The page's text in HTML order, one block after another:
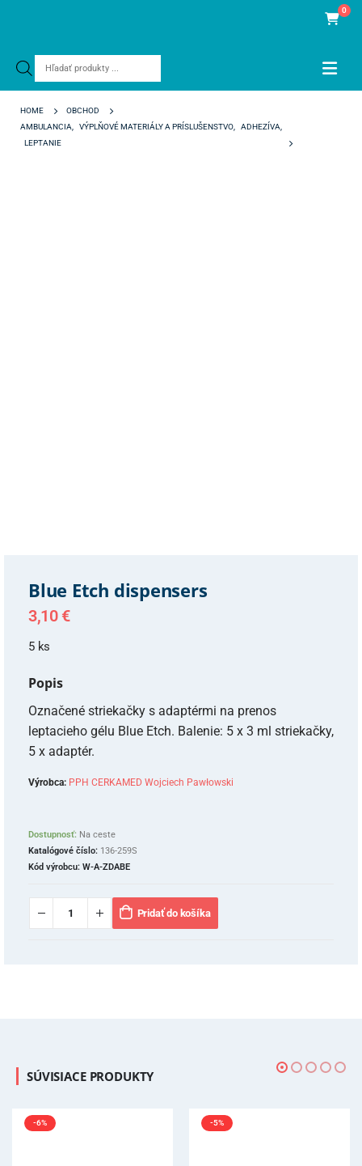
Products
0
HOME
OBCHOD
AMBULANCIA
VÝPLŇOVÉ MATERIÁLY A PRÍSLUŠENSTVO ADHEZÍVA
LEPTANIE
Blue Etch dispensers
3,10 €
5 ks
Popis
Označené striekačky s adaptérmi na prenos
leptacieho gélu Blue Etch. Balenie: 5 x 3 ml striekačky,
5 x adaptér.
Výrobca: PPH CERKAMED Wojciech Pawłowski
Dostupnosť: Na ceste
Katalógové číslo: 136-259S
Kód výrobcu: W-A-ZDABE
Pridať do košíka
SÚVISIACE PRODUKTY
-6% -5%